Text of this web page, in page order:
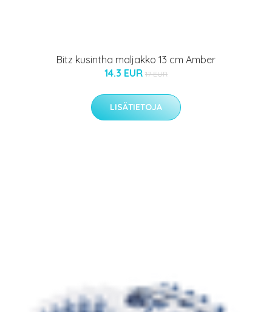
Bitz kusintha maljakko 13 cm Amber
14.3 EUR 17 EUR
LISÄTIETOJA